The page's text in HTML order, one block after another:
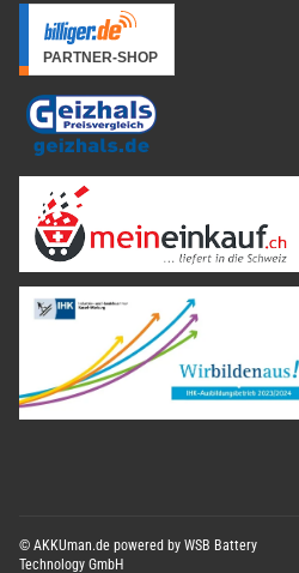
© AKKUman.de powered by WSB Battery
Technology GmbH